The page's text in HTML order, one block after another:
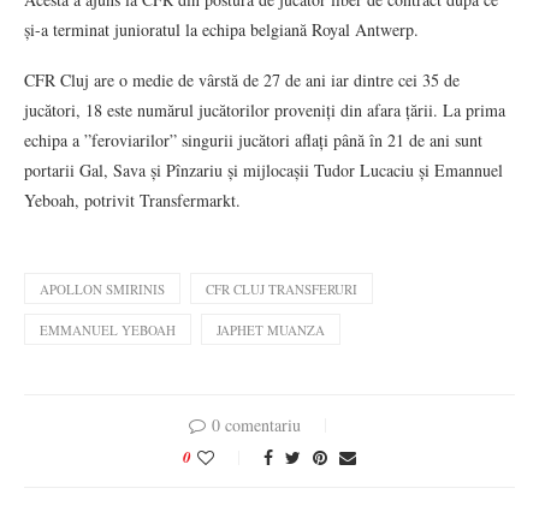
și-a terminat junioratul la echipa belgiană Royal Antwerp.
CFR Cluj are o medie de vârstă de 27 de ani iar dintre cei 35 de
jucători, 18 este numărul jucătorilor proveniți din afara țării. La prima
echipa a ”feroviarilor” singurii jucători aflați până în 21 de ani sunt
portarii Gal, Sava și Pînzariu și mijlocașii Tudor Lucaciu și Emannuel
Yeboah, potrivit Transfermarkt.
APOLLON SMIRINIS CFR CLUJ TRANSFERURI
EMMANUEL YEBOAH JAPHET MUANZA
0 comentariu
0